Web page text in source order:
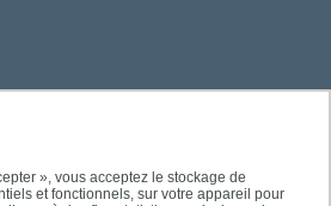
», vous acceptez le stockage de
et fonctionnels, sur votre appareil pour